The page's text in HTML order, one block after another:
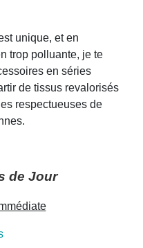
unique, et en
trop polluante, je te
en séries
de tissus revalorisés
respectueuses de
de Jour